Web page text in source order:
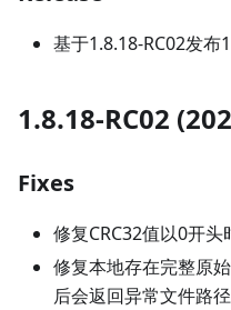
基于1.8.18-RC02发布
1.8.18-RC02
Fixes
修复CRC32值以0开
修复本地存在完整原
后会返回异常文件路